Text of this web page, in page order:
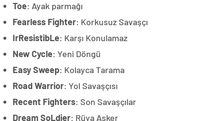
Toe: Ayak parmağı
Fearless Fighter: Korkusuz Savaşçı
IrResistibLe: Karşı Konulamaz
New Cycle: Yeni Döngü
Easy Sweep: Kolayca Tarama
Road Warrior: Yol Savaşçısı
Recent Fighters: Son Savaşçılar
Dream SoLdier: Rüya Asker